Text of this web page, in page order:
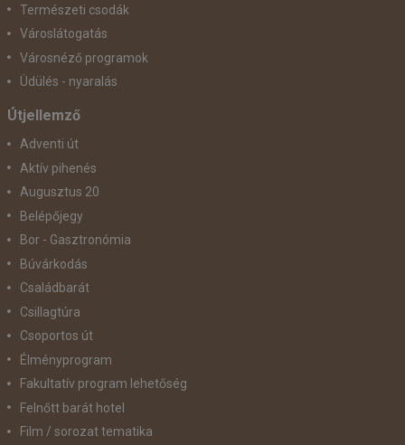
Természeti csodák
Városlátogatás
Városnéző programok
Üdülés - nyaralás
Útjellemző
Adventi út
Aktív pihenés
Augusztus 20
Belépőjegy
Bor - Gasztronómia
Búvárkodás
Családbarát
Csillagtúra
Csoportos út
Élményprogram
Fakultatív program lehetőség
Felnőtt barát hotel
Film / sorozat tematika